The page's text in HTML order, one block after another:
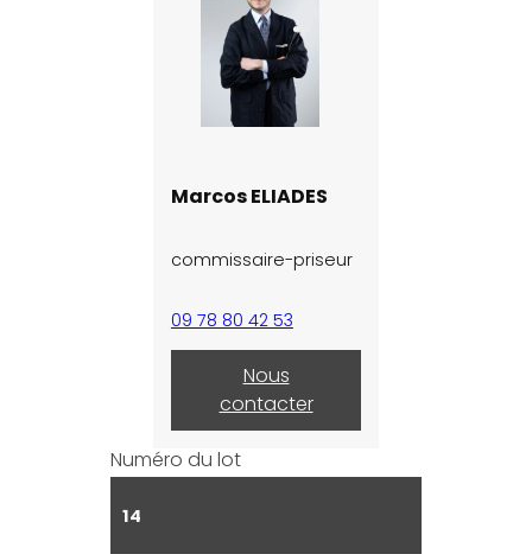
Marcos ELIADES
commissaire-priseur
09 78 80 42 53
Nous
contacter
Numéro du lot
14